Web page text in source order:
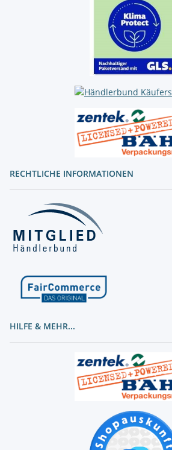
RECHTLICHE INFORMATIONEN
HILFE & MEHR...